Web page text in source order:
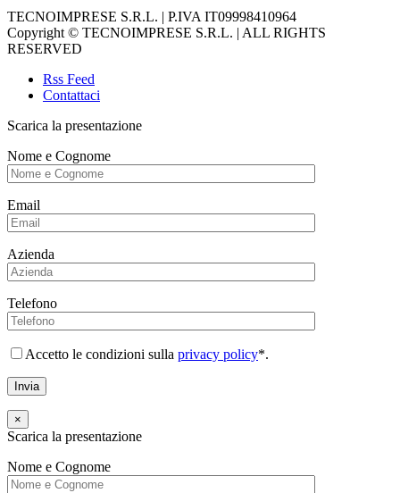
TECNOIMPRESE S.R.L. | P.IVA IT09998410964
Copyright © TECNOIMPRESE S.R.L. | ALL RIGHTS
RESERVED
Rss Feed
Contattaci
Scarica la presentazione
Nome e Cognome
Email
Azienda
Telefono
Accetto le condizioni sulla privacy policy*.
×
Scarica la presentazione
Nome e Cognome